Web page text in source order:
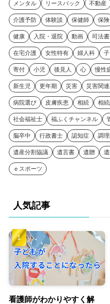
メンタル リースバック 不動産
介護予防 体験談 保健師 保険
健康 入院・退院 動画 司法
在宅介護 女性特有 婦人科
寄付 小児 後見人 心 慢性
新生児 更年期 災害 災害関
病院選び 皮膚疾患 相続 相
社会福祉士 福ふくチャンネル
脳卒中 行政書士 認知症 調
遺産分割協議 遺言書 遺贈
ｅスポーツ
人気記事
看護師がわかりやすく解